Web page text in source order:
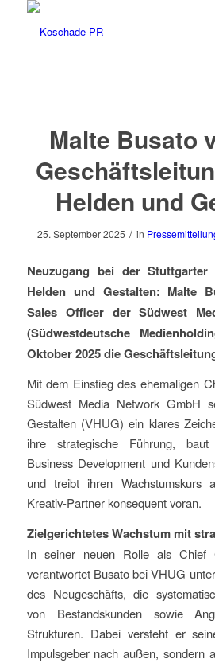
Malte Busato
Helden und
25. September 2025 / in
Neuzugang bei der Stuttgarter
Helden und Gestalten: Malte
Sales Officer der Südwest
(Südwestdeutsche
Oktober 2025 die
Mit dem Einstieg des ehemaligen
Südwest Media Network GmbH
Gestalten (VHUG) ein klares
ihre strategische Führung,
Business Development und
und treibt ihren Wachstumskurs
Kreativ-Partner konsequent voran.
Zielgerichtetes Wachstum mit
In seiner neuen Rolle als Chief
verantwortet Busato bei VHUG
des Neugeschäfts, die
von Bestandskunden sowie
Strukturen. Dabei versteht er
Impulsgeber nach außen, sondern